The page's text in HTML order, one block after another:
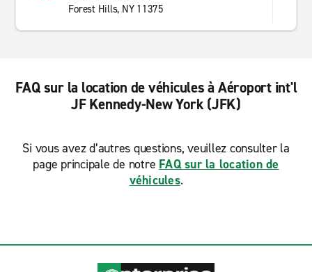
Forest Hills, NY 11375
FAQ sur la location de véhicules à Aéroport int'l
JF Kennedy-New York (JFK)
Si vous avez d’autres questions, veuillez consulter la
page principale de notre FAQ sur la location de
véhicules.